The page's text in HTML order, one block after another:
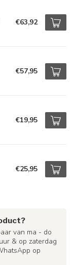
€63,92
€57,95
€19,95
€25,95
van ma - do
& op zaterdag
op